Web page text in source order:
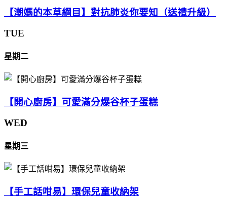
【潮媽的本草綱目】對抗肺炎你要知（送禮升級）
TUE
星期二
【開心廚房】可愛滿分爆谷杯子蛋糕
WED
星期三
【手工話咁易】環保兒童收納架